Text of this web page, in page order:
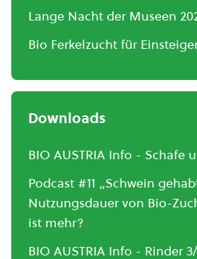
Lange Nacht der Museen
Bio Ferkelzucht für
Downloads
BIO AUSTRIA Info - Schafe
Podcast #11 „Schwein
Nutzungsdauer von Bio-
ist mehr?
BIO AUSTRIA Info - Rinder